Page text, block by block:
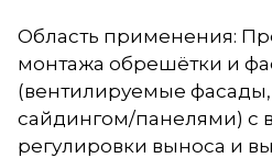
Область применения:
монтажа обрешётки и
(вентилируемые
сайдингом/панелями) с
регулировки выноса и